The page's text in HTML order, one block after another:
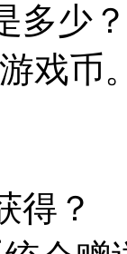
多少？
戏币
得？